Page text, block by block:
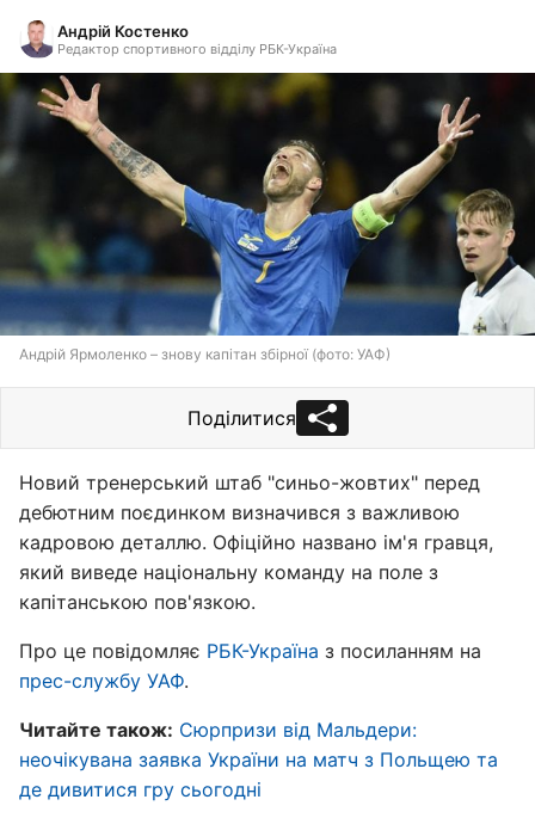
Андрій Костенко
Редактор спортивного відділу РБК-Україна
Андрій Ярмоленко – знову капітан збірної (фото: УАФ)
Поділитися
Новий тренерський штаб "синьо-жовтих" перед
дебютним поєдинком визначився з важливою
кадровою деталлю. Офіційно названо ім'я гравця,
який виведе національну команду на поле з
капітанською пов'язкою.
Про це повідомляє РБК-Україна з посиланням на
прес-службу УАФ.
Читайте також: Сюрпризи від Мальдери:
неочікувана заявка України на матч з Польщею та
де дивитися гру сьогодні